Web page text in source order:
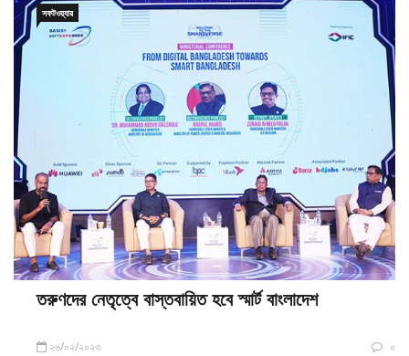
সফটওয়্যার
তরুণদের নেতৃত্বে বাস্তবায়িত হবে স্মার্ট বাংলাদেশ
২৬/০২/২০২৩ ০